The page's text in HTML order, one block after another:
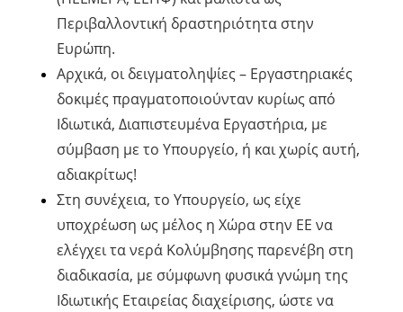
Περιβαλλοντική δραστηριότητα στην
Ευρώπη.
Αρχικά, οι δειγματοληψίες – Εργαστηριακές
δοκιμές πραγματοποιούνταν κυρίως από
Ιδιωτικά, Διαπιστευμένα Εργαστήρια, με
σύμβαση με το Υπουργείο, ή και χωρίς αυτή,
αδιακρίτως!
Στη συνέχεια, το Υπουργείο, ως είχε
υποχρέωση ως μέλος η Χώρα στην ΕΕ να
ελέγχει τα νερά Κολύμβησης παρενέβη στη
διαδικασία, με σύμφωνη φυσικά γνώμη της
Ιδιωτικής Εταιρείας διαχείρισης, ώστε να